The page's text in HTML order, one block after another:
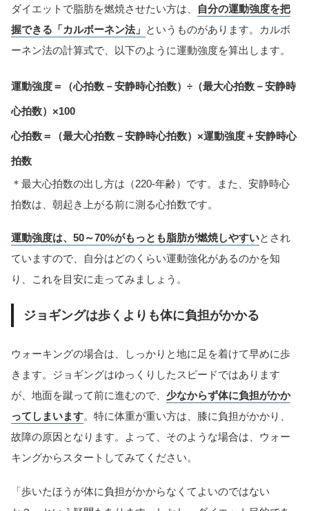
ダイエットで脂肪を燃焼させたい方は、
自分の運動強度を把
握できる「カルボーネン法」 というものがあります。カルボ
ーネン法の計算式で、以下のように運動強度を算出します。
運動強度＝（心拍数－安静時心拍数）÷（最大心拍数－安静時
心拍数）×100
心拍数＝（最大心拍数－安静時心拍数）×運動強度＋安静時心
拍数
＊最大心拍数の出し方は（220-年齢）です。また、安静時心
拍数は、朝起き上がる前に測る心拍数です。
運動強度は、50～70%がもっとも脂肪が燃焼しやすいとされ
ていますので、自分はどのくらい運動強化があるのかを知
り、これを目安に走ってみましょう。
ジョギングは歩くよりも体に負担がかかる
ウォーキングの場合は、しっかりと地に足を着けて早めに歩
きます。ジョギングはゆっくりしたスピードではあります
が、地面を蹴って前に進むので、 少なからず体に負担がかか
ってしまいます。特に体重が重い方は、膝に負担がかかり、
故障の原因となります。よって、そのような場合は、ウォー
キングからスタートしてみてください。
「歩いたほうが体に負担がかからなくてよいのではない